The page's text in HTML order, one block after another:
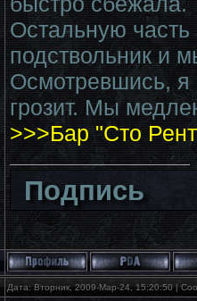
Остальную
подствольник и
Осмотревшись, я
грозит. Мы
>>>Бар "Сто
Подпись
Дата: Вторник, 2009-Мар-24, 15:20:50 |